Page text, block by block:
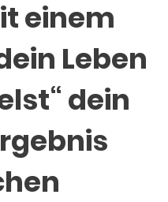
einem
Leben
dein